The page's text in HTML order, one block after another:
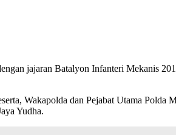
jajaran Batalyon Infanteri Mekanis
Wakapolda dan Pejabat Utama
Yudha.